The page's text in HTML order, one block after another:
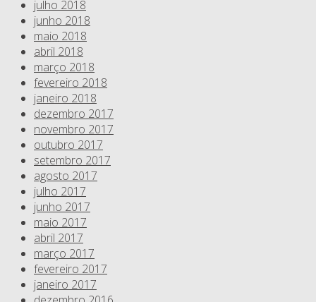
julho 2018
junho 2018
maio 2018
abril 2018
março 2018
fevereiro 2018
janeiro 2018
dezembro 2017
novembro 2017
outubro 2017
setembro 2017
agosto 2017
julho 2017
junho 2017
maio 2017
abril 2017
março 2017
fevereiro 2017
janeiro 2017